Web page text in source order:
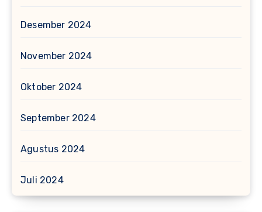
Desember 2024
November 2024
Oktober 2024
September 2024
Agustus 2024
Juli 2024